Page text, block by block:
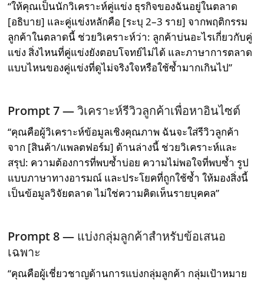
“ให้คุณเป็นนักวิเคราะห์คู่แข่ง ธุรกิจของฉันอยู่ในตลาด
[อธิบาย] และคู่แข่งหลักคือ [ระบุ 2–3 ราย] จากพฤติกรรม
ลูกค้าในตลาดนี้ ช่วยวิเคราะห์ว่า: ลูกค้าบ่นอะไรเกี่ยวกับคู่
แข่ง สิ่งไหนที่คู่แข่งยังตอบโจทย์ไม่ได้ และภาษาการตลาด
แบบไหนของคู่แข่งที่ดูไม่จริงใจหรือใช้ซ้ำมากเกินไป”
Prompt 7 —วิเคราะห์รีวิวลูกค้าเพื่อหาอินไซต์
“คุณคือผู้วิเคราะห์ข้อมูลเชิงคุณภาพ ฉันจะใส่รีวิวลูกค้า
จาก [สินค้า/แพลตฟอร์ม] ด้านล่างนี้ ช่วยวิเคราะห์และ
สรุป: ความต้องการที่พบซ้ำบ่อย ความไม่พอใจที่พบซ้ำ รูป
แบบภาษาทางอารมณ์ และประโยคที่ถูกใช้ซ้ำ ให้มองสิ่งนี้
เป็นข้อมูลวิจัยตลาด ไม่ใช่ความคิดเห็นรายบุคคล”
Prompt 8 — แบ่งกลุ่มลูกค้าสำหรับข้อเสนอ
เฉพาะ
“คุณคือผู้เชี่ยวชาญด้านการแบ่งกลุ่มลูกค้า กลุ่มเป้าหมาย